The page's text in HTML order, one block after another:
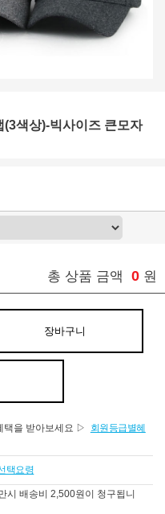
색상)-빅사이즈 큰모자
총 상품 금액 0 원
장바구니
택을 받아보세요 ▷
회원등급별혜
택요령
시 배송비 2,500원이 청구됩니